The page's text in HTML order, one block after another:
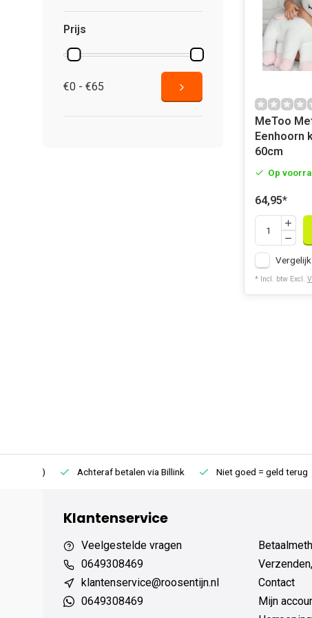
Prijs
€0 - €65
MeToo
Eenhoorn
60cm
Op
64,95*
Vergelijk
* Incl. btw Excl.
Achteraf betalen via Billink Niet goed = geld terug
Klantenservice
Veelgestelde vragen
0649308469
klantenservice@roosentijn.nl
0649308469
Contact
Mijn